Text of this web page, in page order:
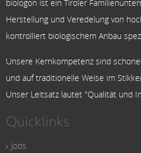
biologon ist ein Tiroler
Herstellung und Veredelung von
kontrolliert biologischem Anbau
Unsere Kernkompetenz sind
und auf traditionelle Weise im
Unser Leitsatz lautet "Qualität und
Quicklinks
Jobs